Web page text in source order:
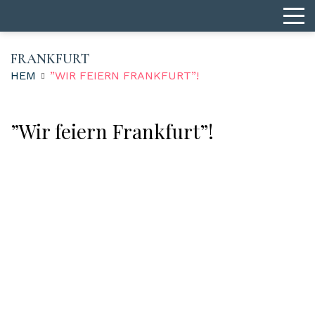
FRANKFURT
HEM ”WIR FEIERN FRANKFURT”!
”Wir feiern Frankfurt”!